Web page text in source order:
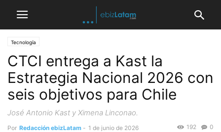
Tecnología
CTCI entrega a Kast la
Estrategia Nacional 2026 con
seis objetivos para Chile
José Antonio Kast y Ximena Linconao.
Por Redacción ebizLatam - 1 de junio de 2026 0
192